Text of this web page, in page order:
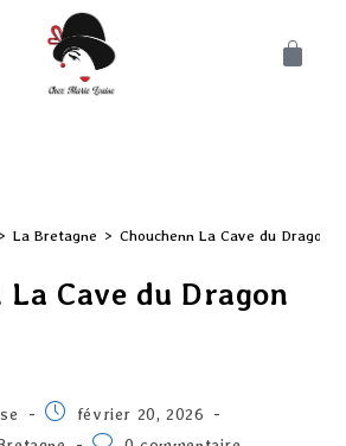
> La Bretagne > Chouchenn La Cave du Dragon
La Cave du Dragon
février 20, 2026